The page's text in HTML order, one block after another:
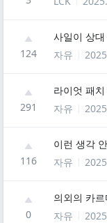
124
사일이 상
자유
291
라이엇 패
자유
116
이런 생각
자유
0
의외의 카
자유